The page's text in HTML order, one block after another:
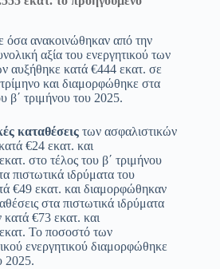
όσα ανακοινώθηκαν από την
αξία του ενεργητικού των
αυξήθηκε κατά €444 εκατ. σε
και διαμορφώθηκε στα
β΄ τριμήνου του 2025.
καταθέσεις των ασφαλιστικών
€24 εκατ. και
στο τέλος του β΄ τριμήνου
πιστωτικά ιδρύματα του
€49 εκατ. και διαμορφώθηκαν
στα πιστωτικά ιδρύματα
€73 εκατ. και
Το ποσοστό των
ενεργητικού διαμορφώθηκε
2025.